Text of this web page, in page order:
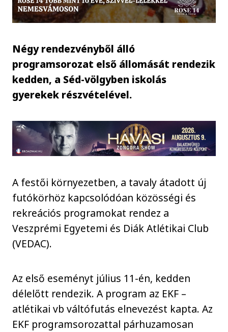
Négy rendezvényből álló
programsorozat első állomását rendezik
kedden, a Séd-völgyben iskolás
gyerekek részvételével.
A festői környezetben, a tavaly átadott új
futókörhöz kapcsolódóan közösségi és
rekreációs programokat rendez a
Veszprémi Egyetemi és Diák Atlétikai Club
(VEDAC).
Az első eseményt július 11-én, kedden
délelőtt rendezik. A program az EKF –
atlétikai vb váltófutás elnevezést kapta. Az
EKF programsorozattal párhuzamosan